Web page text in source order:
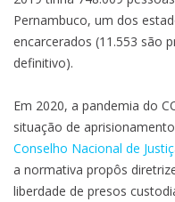
Pernambuco, um dos
encarcerados (11.553 são
definitivo).
Em 2020, a pandemia do
situação de
Conselho Nacional de
a normativa propôs
liberdade de presos